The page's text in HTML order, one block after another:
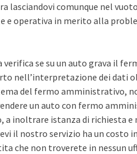
lasciandovi comunque nel
e operativa in merito alla
verifica se su un auto grava il
nell’interpretazione dei dati
del fermo amministrativo,
un auto con fermo
inoltrare istanza di richiesta
il nostro servizio ha un costo
che non troverete in nessun